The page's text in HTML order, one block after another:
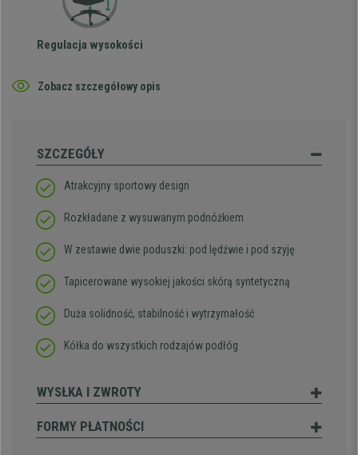
Regulacja wysokości
Zobacz szczegółowy opis
SZCZEGÓŁY
Atrakcyjny sportowy design
Rozkładane z wysuwanym podnóżkiem
W zestawie dwie poduszki: pod lędźwie i pod szyję
Tapicerowane wysokiej jakości skórą syntetyczną
Duża solidność, stabilność i wytrzymałość
Kółka do wszystkich rodzajów podłóg
WYSŁKA I ZWROTY
FORMY PŁATNOŚCI